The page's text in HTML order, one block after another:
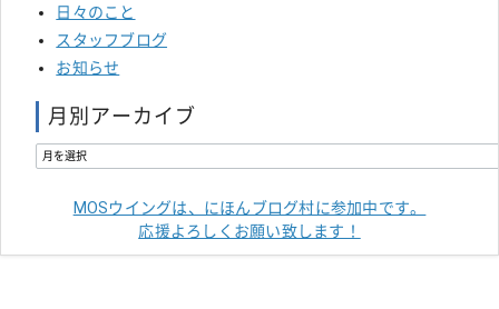
日々のこと
スタッフブログ
お知らせ
月別アーカイブ
MOSウイングは、にほんブログ村に参加中です。
応援よろしくお願い致します！